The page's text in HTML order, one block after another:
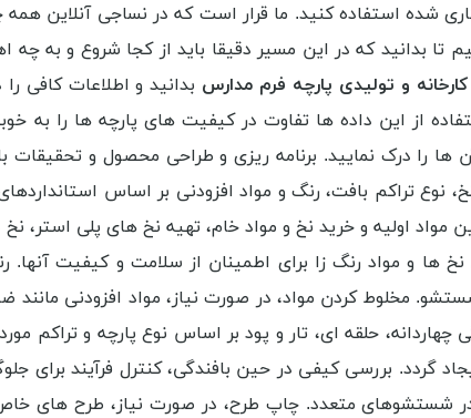
شده استفاده کنید. ما قرار است که در نساجی آنلاین همه
تا بدانید که در این مسیر دقیقا باید از کجا شروع و
کارخانه و تولیدی پارچه فرم مدارس بدانید و اطلاعات کافی
از این داده ها تفاوت در کیفیت های پارچه ها را به
ها را درک نمایید. برنامه ریزی و طراحی محصول و تحقیقات
تراکم بافت، رنگ و مواد افزودنی بر اساس
اولیه و خرید نخ و مواد خام، تهیه نخ های پلی استر،
ها و مواد رنگ زا برای اطمینان از سلامت و کیفیت آنها.
مخلوط کردن مواد، در صورت نیاز، مواد افزودنی
حلقه ای، تار و پود بر اساس نوع پارچه و تراکم مورد
بررسی کیفی در حین بافندگی، کنترل فرآیند برای
در شستشوهای متعدد. چاپ طرح، در صورت نیاز، طرح های